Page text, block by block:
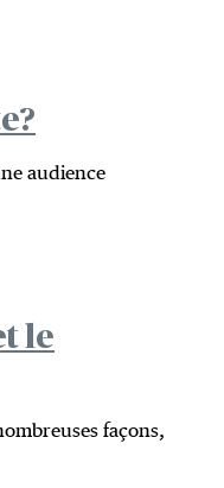
audience
le
façons,